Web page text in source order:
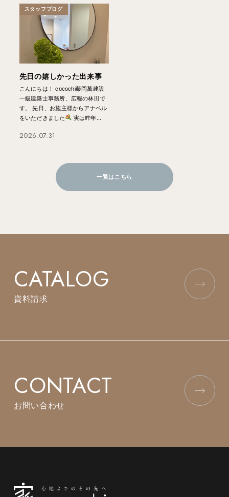
スタッフブログ
先日の嬉しかった出来事
こんにちは！ cocochi藤岡萬建設
一級建築士事務所、広報の林田で
す。 先日、お施主様からアナベル
をいただきました
実は昨年...
2026.07.31
一覧はこちら
CATALOG
資料請求
CONTACT
お問い合わせ